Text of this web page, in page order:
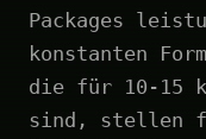
Packages
konstanten
die für 10-15
sind, stellen